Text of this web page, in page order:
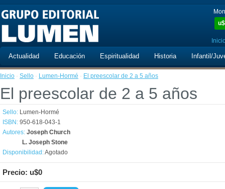
u$
Actualidad Educación Espiritualidad Historia Infantil/
Inicio · Sello · Lumen-Hormé · El preescolar de 2 a 5 años
El preescolar de 2 a 5 años
Sello: Lumen-Hormé
ISBN: 950-618-043-1
Autores: Joseph Church
L. Joseph Stone
Disponibilidad:Agotado
Precio: u$0